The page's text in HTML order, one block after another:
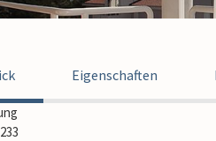
Eigenschaften